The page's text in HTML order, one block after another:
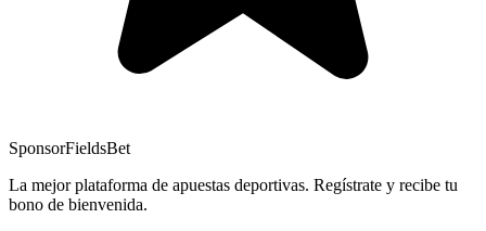
SponsorFieldsBet
La mejor plataforma de apuestas deportivas. Regístrate y recibe tu
bono de bienvenida.